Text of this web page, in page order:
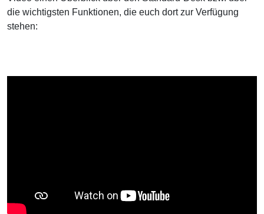
die wichtigsten Funktionen, die euch dort zur Verfügung
stehen: